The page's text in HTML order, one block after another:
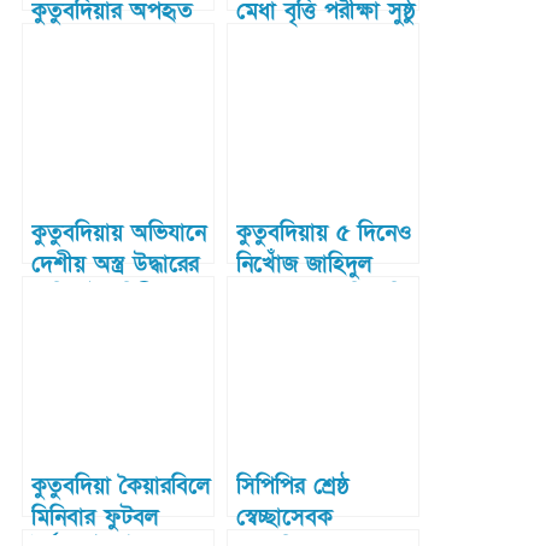
কুতুবদিয়ার অপহৃত
মেধা বৃত্তি পরীক্ষা সুষ্ঠু
কুতুবদিয়ায় অভিযানে
দেশীয় অস্ত্র উদ্ধারের
কুতুবদিয়ায় ৫ দিনেও
নিখোঁজ জাহিদুল
কুতুবদিয়া কৈয়ারবিলে
মিনিবার ফুটবল
সিপিপির শ্রেষ্ঠ
স্বেচ্ছাসেবক